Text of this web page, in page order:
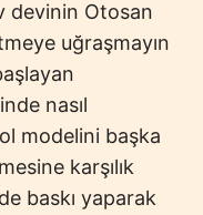
devinin Otosan
uğraşmayın
nasıl
modelini başka
karşılık
baskı yaparak